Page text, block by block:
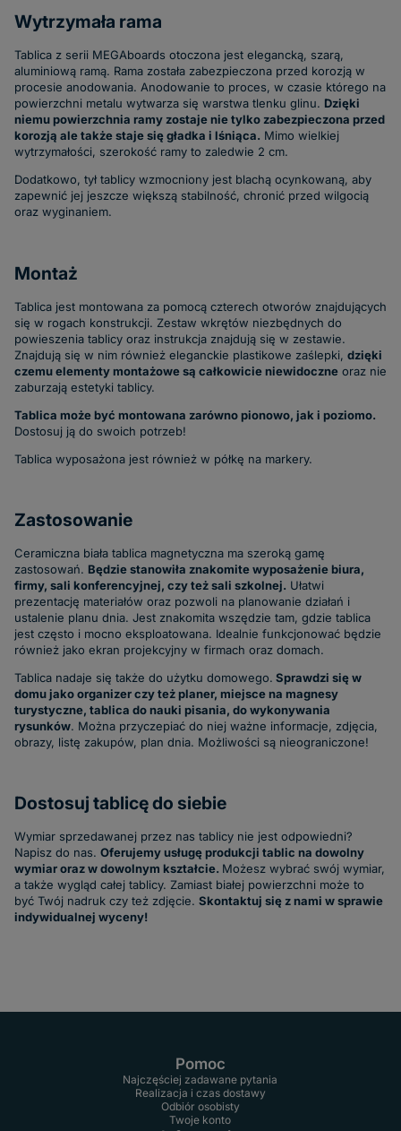
Wytrzymała rama
Tablica z serii MEGAboards otoczona jest elegancką, szarą,
aluminiową ramą. Rama została zabezpieczona przed korozją w
procesie anodowania. Anodowanie to proces, w czasie którego na
powierzchni metalu wytwarza się warstwa tlenku glinu. Dzięki
niemu powierzchnia ramy zostaje nie tylko zabezpieczona przed
korozją ale także staje się gładka i lśniąca. Mimo wielkiej
wytrzymałości, szerokość ramy to zaledwie 2 cm.
Dodatkowo, tył tablicy wzmocniony jest blachą ocynkowaną, aby
zapewnić jej jeszcze większą stabilność, chronić przed wilgocią
oraz wyginaniem.
Montaż
Tablica jest montowana za pomocą czterech otworów znajdujących
się w rogach konstrukcji. Zestaw wkrętów niezbędnych do
powieszenia tablicy oraz instrukcja znajdują się w zestawie.
Znajdują się w nim również eleganckie plastikowe zaślepki, dzięki
czemu elementy montażowe są całkowicie niewidoczne oraz nie
zaburzają estetyki tablicy.
Tablica może być montowana zarówno pionowo, jak i poziomo.
Dostosuj ją do swoich potrzeb!
Tablica wyposażona jest również w półkę na markery.
Zastosowanie
Ceramiczna biała tablica magnetyczna ma szeroką gamę
zastosowań. Będzie stanowiła znakomite wyposażenie biura,
firmy, sali konferencyjnej, czy też sali szkolnej. Ułatwi
prezentację materiałów oraz pozwoli na planowanie działań i
ustalenie planu dnia. Jest znakomita wszędzie tam, gdzie tablica
jest często i mocno eksploatowana. Idealnie funkcjonować będzie
również jako ekran projekcyjny w firmach oraz domach.
Tablica nadaje się także do użytku domowego. Sprawdzi się w
domu jako organizer czy też planer, miejsce na magnesy
turystyczne, tablica do nauki pisania, do wykonywania
rysunków. Można przyczepiać do niej ważne informacje, zdjęcia,
obrazy, listę zakupów, plan dnia. Możliwości są nieograniczone!
Dostosuj tablicę do siebie
Wymiar sprzedawanej przez nas tablicy nie jest odpowiedni?
Napisz do nas. Oferujemy usługę produkcji tablic na dowolny
wymiar oraz w dowolnym kształcie. Możesz wybrać swój wymiar,
a także wygląd całej tablicy. Zamiast białej powierzchni może to
być Twój nadruk czy też zdjęcie. Skontaktuj się z nami w sprawie
indywidualnej wyceny!
Pomoc
Najczęściej zadawane pytania
Realizacja i czas dostawy
Odbiór osobisty
Twoje konto